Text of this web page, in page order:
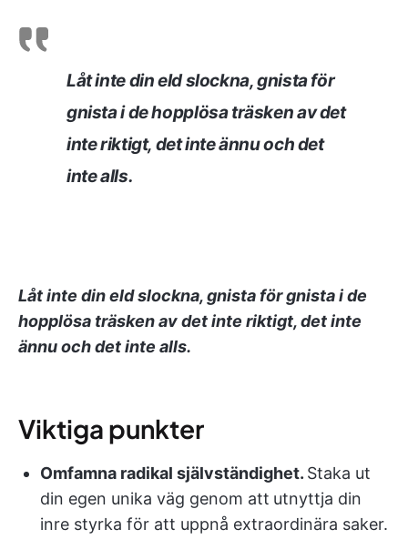
Låt inte din eld slockna, gnista för
gnista i de hopplösa träsken av det
inte riktigt, det inte ännu och det
inte alls.
Låt inte din eld slockna, gnista för gnista i de
hopplösa träsken av det inte riktigt, det inte
ännu och det inte alls.
Viktiga punkter
Omfamna radikal självständighet. Staka ut
din egen unika väg genom att utnyttja din
inre styrka för att uppnå extraordinära saker.